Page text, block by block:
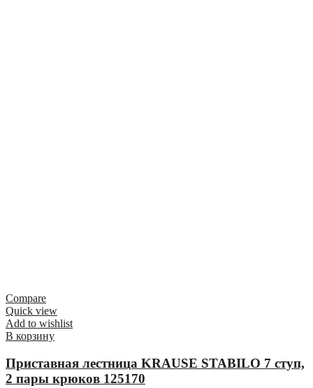
Compare
Quick view
Add to wishlist
В корзину
Приставная лестница KRAUSE STABILO 7 ступ,
2 пары крюков 125170